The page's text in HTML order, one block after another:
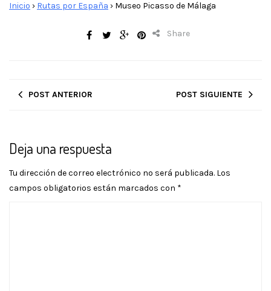
Inicio › Rutas por España › Museo Picasso de Málaga
Share
POST ANTERIOR POST SIGUIENTE
Deja una respuesta
Tu dirección de correo electrónico no será publicada. Los
campos obligatorios están marcados con *